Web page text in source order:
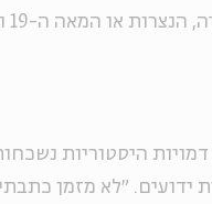
עוסקים
היסטוריות
ידועים. ״לא מזמן